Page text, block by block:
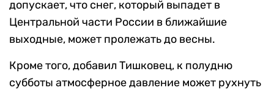
допускает, что снег, который выпадет в
Центральной части России в ближайшие
выходные, может пролежать до весны.
Кроме того, добавил Тишковец, к полудню
субботы атмосферное давление может рухнуть